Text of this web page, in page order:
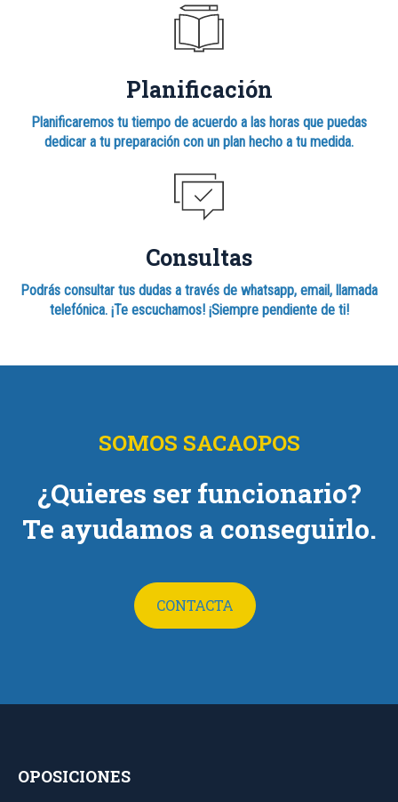
Planificación
Planificaremos tu tiempo de acuerdo a las horas que puedas
dedicar a tu preparación con un plan hecho a tu medida.
Consultas
Podrás consultar tus dudas a través de whatsapp, email, llamada
telefónica. ¡Te escuchamos! ¡Siempre pendiente de ti!
SOMOS SACAOPOS
¿Quieres ser funcionario?
Te ayudamos a conseguirlo.
CONTACTA
OPOSICIONES